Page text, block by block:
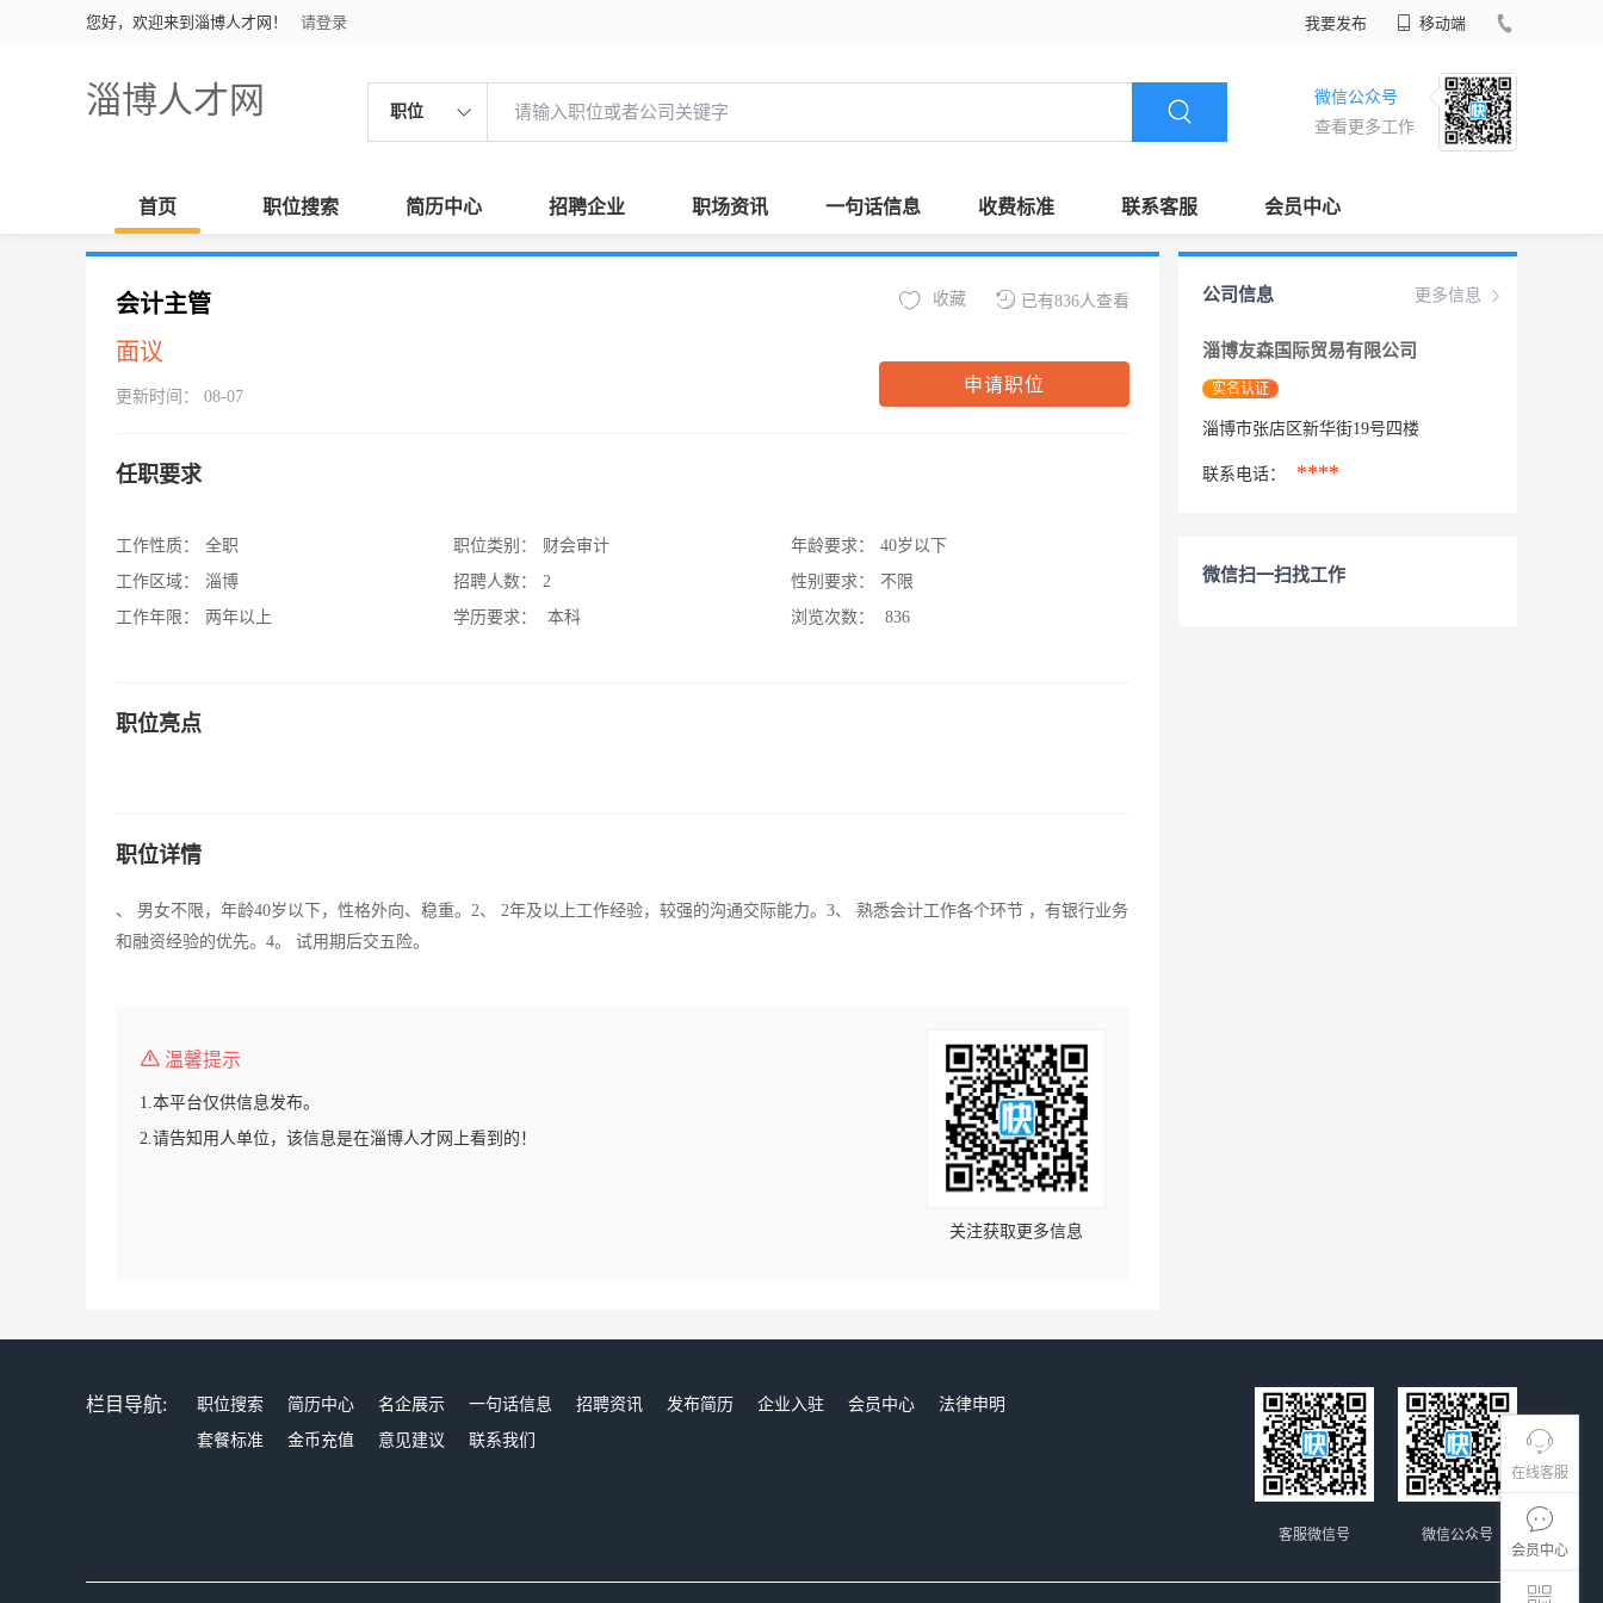
您好，欢迎来到淄博人才网！ 请登录 我要发布 移动端
淄博人才网 职位
微信公众号
查看更多工作
首页 职位搜索 简历中心 招聘企业 职场资讯 一句话信息 收费标准 联系客服 会员中心
在线客服
会员中心
会计主管
面议
更新时间： 08-07
已有836人查看
收藏
申请职位
任职要求
工作性质：
全职
工作区域：
淄博
工作年限：
两年以上
职位类别：
财会审计
招聘人数：
2
学历要求：
本科
年龄要求：
40岁以下
性别要求：
不限
浏览次数：
836
职位亮点
职位详情
、 男女不限，年龄40岁以下，性格外向、稳重。2、 2年及以上工作经验，较强的沟通交际能力。3、 熟悉会计工作各个环节 ，有银行业务
和融资经验的优先。4。 试用期后交五险。
温馨提示
1.本平台仅供信息发布。
2.请告知用人单位，该信息是在淄博人才网上看到的！
关注获取更多信息
更多信息
公司信息
淄博友森国际贸易有限公司
实名认证
淄博市张店区新华街19号四楼
联系电话： ****
微信扫一扫找工作
栏目导航: 职位搜索 简历中心 名企展示 一句话信息 招聘资讯 发布简历 企业入驻 会员中心
法律申明
套餐标准
金币充值 意见建议 联系我们
微信公众号
客服微信号